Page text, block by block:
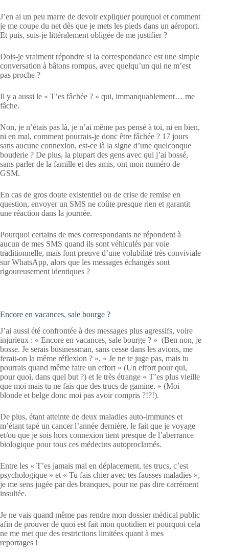
J’en ai un peu marre de devoir expliquer pourquoi et comment
je me coupe du net dès que je mets les pieds dans un aéroport.
Et puis, suis-je littéralement obligée de me justifier ?
Dois-je vraiment répondre si la correspondance est une simple
conversation à bâtons rompus, avec quelqu’un qui ne m’est
pas proche ?
Il y a aussi le « T’es fâchée ? » qui, immanquablement… me
fâche.
Non, je n’étais pas là, je n’ai même pas pensé à toi, ni en bien,
ni en mal, comment pourrais-je donc être fâchée ? 17 jours
sans aucune connexion, est-ce là la signe d’une quelconque
bouderie ? De plus, la plupart des gens avec qui j’ai bossé,
sans parler de la famille et des amis, ont mon numéro de
GSM.
En cas de gros doute existentiel ou de crise de remise en
question, envoyer un SMS ne coûte presque rien et garantit
une réaction dans la journée.
Pourquoi certains de mes correspondants ne répondent à
aucun de mes SMS quand ils sont véhiculés par voie
traditionnelle, mais font preuve d’une volubilité très conviviale
sur WhatsApp, alors que les messages échangés sont
rigoureusement identiques ?
Encore en vacances, sale bourge ?
J’ai aussi été confrontée à des messages plus agressifs, voire
injurieux : « Encore en vacances, sale bourge ? » (Ben non, je
bosse. Je serais businessman, sans cesse dans les avions, me
ferait-on la même réflexion ? », « Je ne te juge pas, mais tu
pourrais quand même faire un effort » (Un effort pour qui,
pour quoi, dans quel but ?) et le très étrange « T’es plus vieille
que moi mais tu ne fais que des trucs de gamine. » (Moi
blonde et belge donc moi pas avoir compris ?!?!).
De plus, étant atteinte de deux maladies auto-immunes et
m’étant tapé un cancer l’année dernière, le fait que je voyage
et/ou que je sois hors connexion tient presque de l’aberrance
biologique pour tous ces médecins autoproclamés.
Entre les « T’es jamais mal en déplacement, tes trucs, c’est
psychologique » et « Tu fais chier avec tes fausses maladies »,
je me sens jugée par des branques, pour ne pas dire carrément
insultée.
Je ne vais quand même pas rendre mon dossier médical public
afin de prouver de quoi est fait mon quotidien et pourquoi cela
ne me met que des restrictions limitées quant à mes
reportages !